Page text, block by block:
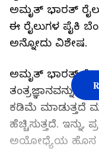
ಅಮೃತ್ ಭಾರತ್
ಈ ರೈಲುಗಳ ಪೈಕಿ
ಅನ್ನೋದು ವಿಶೇಷ.
ಅಮೃತ್‌ ಭಾರತ್
ತಂತ್ರಜ್ಞಾನವನ್ನು
ಕಡಿಮೆ ಮಾಡುತ್ತದೆ
ಹೆಚ್ಚಿಸುತ್ತದೆ.
ಅಯೋಧ್ಯೆಯ ಹೊಸ